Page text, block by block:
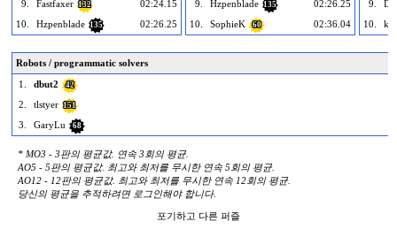
9.
Fastfaxer 132
02:24.15
10.
Hzpenblade 135 02:26.25
9.
Hzpenblade 135
02:26.25
10.
SophieK 60 02:36.04
9.
10.
Robots / programmatic solvers
1.
dbut2 42
2. tlstyer 151
3. GaryLu 68
* MO3 - 3판의 평균값. 연속 3회의 평균.
AO5 - 5판의 평균값. 최고와 최저를 무시한 연속 5회의 평균.
AO12 - 12판의 평균값. 최고와 최저를 무시한 연속 12회의 평균.
당신의 평균을 추적하려면 로그인해야 합니다.
포기하고 다른 퍼즐